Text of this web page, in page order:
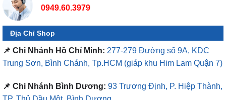
0949.60.3979
Địa Chỉ Shop
📌 Chi Nhánh Hồ Chí Minh: 277-279 Đường số 9A, KDC
Trung Sơn, Bình Chánh, Tp.HCM (giáp khu Him Lam Quận 7)
📌 Chi Nhánh Bình Dương: 93 Trương Định, P. Hiệp Thành,